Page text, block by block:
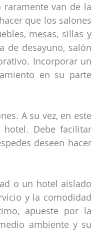
van de la
que los salones
mesas, sillas y
de desayuno, salón
Incorporar un
en su parte
A su vez, en este
Debe facilitar
deseen hacer
o un hotel aislado
y la comodidad
apueste por la
ambiente y su